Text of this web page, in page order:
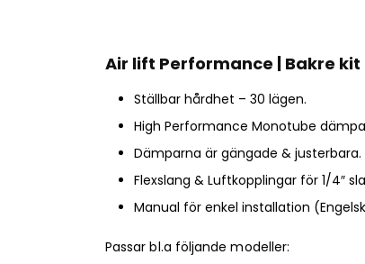
Air lift Performance | Bakre kit
Ställbar hårdhet – 30 lägen.
High Performance Monotube
Dämparna är gängade & justerbara.
Flexslang & Luftkopplingar för 1/4″
Manual för enkel installation
Passar bl.a följande modeller: